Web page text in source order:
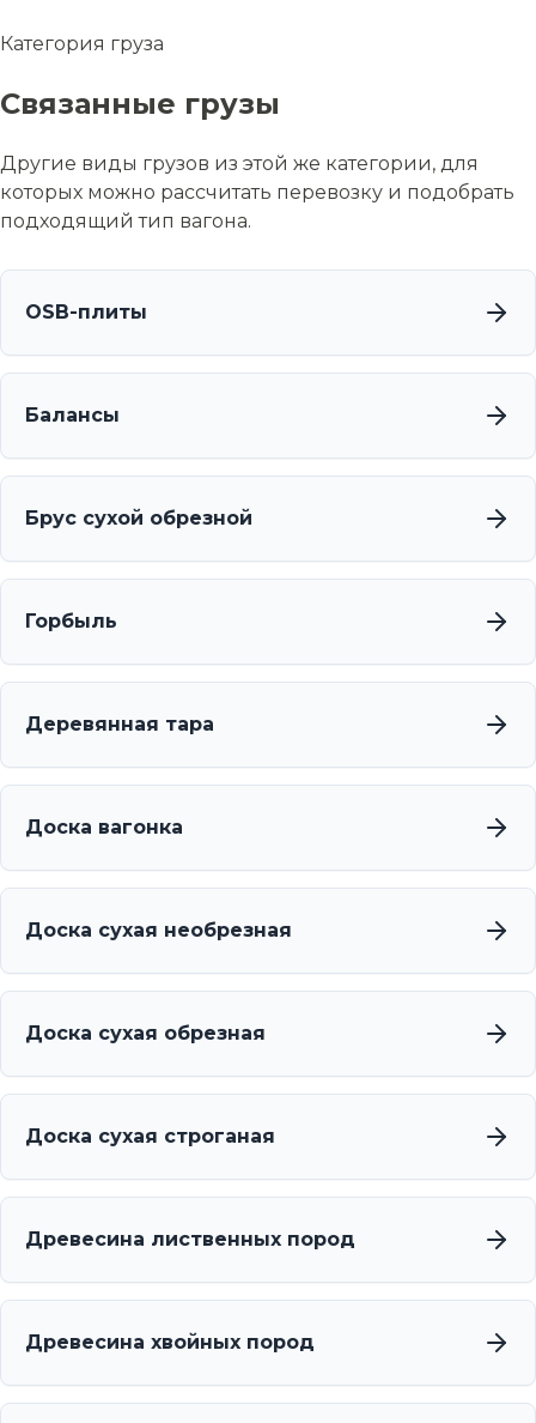
Категория груза
Связанные грузы
Другие виды грузов из этой же категории, для
которых можно рассчитать перевозку и подобрать
подходящий тип вагона.
OSB-плиты
Балансы
Брус сухой обрезной
Горбыль
Деревянная тара
Доска вагонка
Доска сухая необрезная
Доска сухая обрезная
Доска сухая строганая
Древесина лиственных пород
Древесина хвойных пород